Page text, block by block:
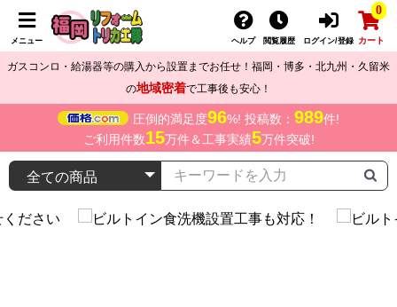
メニュー ヘルプ 閲覧履歴 ログイン/登録
0
カート
ガスコンロ・給湯器等の購入から設置までお任せ！福岡・博多・北九州・久留米
の地域密着で工事後も安心！
圧倒的満足度96%! 投稿数： 989件!
ご利用件数15万件＆工事実績5万件突破!